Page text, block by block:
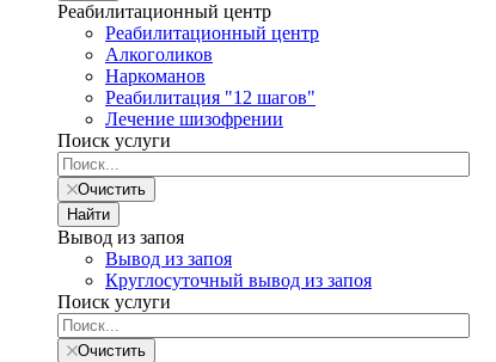
Реабилитационный центр
Реабилитационный центр
Алкоголиков
Наркоманов
Реабилитация "12 шагов"
Лечение шизофрении
Поиск услуги
Очистить
Найти
Вывод из запоя
Вывод из запоя
Круглосуточный вывод из запоя
Поиск услуги
Очистить